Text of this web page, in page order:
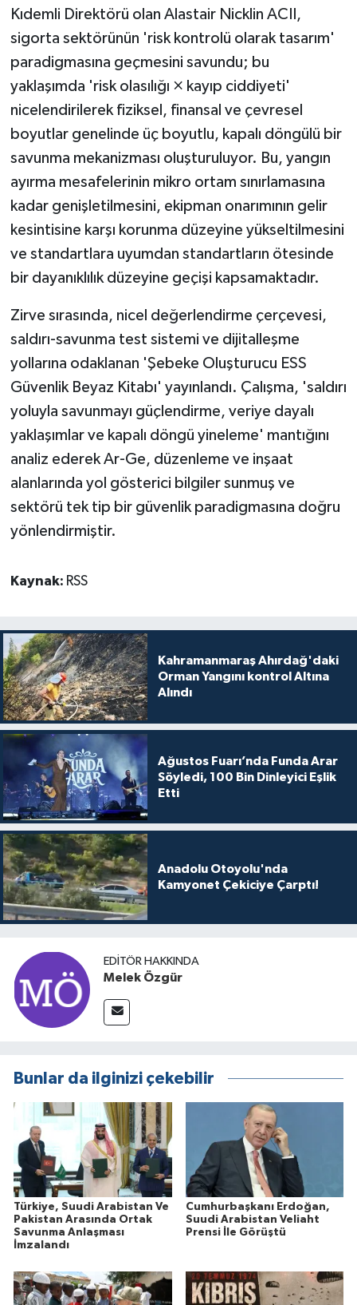
Kıdemli Direktörü olan Alastair Nicklin ACII,
sigorta sektörünün 'risk kontrolü olarak tasarım'
paradigmasına geçmesini savundu; bu
yaklaşımda 'risk olasılığı × kayıp ciddiyeti'
nicelendirilerek fiziksel, finansal ve çevresel
boyutlar genelinde üç boyutlu, kapalı döngülü bir
savunma mekanizması oluşturuluyor. Bu, yangın
ayırma mesafelerinin mikro ortam sınırlamasına
kadar genişletilmesini, ekipman onarımının gelir
kesintisine karşı korunma düzeyine yükseltilmesini
ve standartlara uyumdan standartların ötesinde
bir dayanıklılık düzeyine geçişi kapsamaktadır.
Zirve sırasında, nicel değerlendirme çerçevesi,
saldırı-savunma test sistemi ve dijitalleşme
yollarına odaklanan 'Şebeke Oluşturucu ESS
Güvenlik Beyaz Kitabı' yayınlandı. Çalışma, 'saldırı
yoluyla savunmayı güçlendirme, veriye dayalı
yaklaşımlar ve kapalı döngü yineleme' mantığını
analiz ederek Ar-Ge, düzenleme ve inşaat
alanlarında yol gösterici bilgiler sunmuş ve
sektörü tek tip bir güvenlik paradigmasına doğru
yönlendirmiştir.
Kaynak: RSS
Kahramanmaraş Ahırdağ'daki
Orman Yangını kontrol Altına
Alındı
Ağustos Fuarı’nda Funda Arar
Söyledi, 100 Bin Dinleyici Eşlik
Etti
Anadolu Otoyolu'nda
Kamyonet Çekiciye Çarptı!
EDITÖR HAKKINDA
Melek Özgür
Bunlar da ilginizi çekebilir
Türkiye, Suudi Arabistan Ve
Pakistan Arasında Ortak
Savunma Anlaşması
İmzalandı
Cumhurbaşkanı Erdoğan,
Suudi Arabistan Veliaht
Prensi İle Görüştü